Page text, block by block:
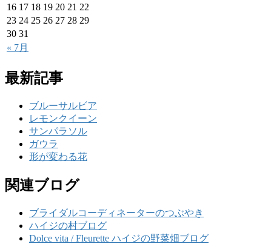
« 7月
16 17 18 19 20 21 22
23 24 25 26 27 28 29
30 31
最新記事
ブルーサルビア
レモンクイーン
サンパラソル
ガウラ
形が変わる花
関連ブログ
ブライダルコーディネーターのつぶやき
ハイジの村ブログ
Dolce vita / Fleurette ハイジの野菜畑ブログ